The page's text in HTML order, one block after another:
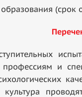
(срок
и
культура